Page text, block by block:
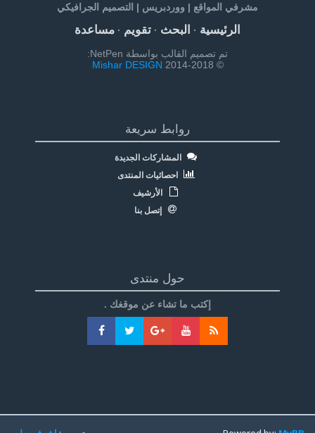
مشرفي المواقع | ووردبريس | التصميم الجرافيكي
الرئيسية· البحث· تقويم· مساعدة
تم تصميم القالب بواسطة NetPen:
© 2014-2018
Mishar DESIGN
روابط سريعة
المشاركات الجديدة
احصائيات المنتدى
الأرشيف
إتصل بنا
حول منتدى
إكتب ما تشاء عن موقغك .